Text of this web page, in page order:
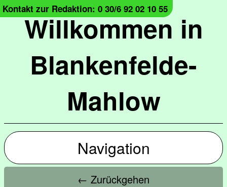
Willkommen in
Blankenfelde-
Mahlow
Kontakt zur Redaktion: 0 30/6 92 02 10 55
Navigation
← Zurückgehen